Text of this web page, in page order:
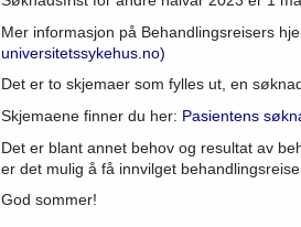
Mer informasjon på Behandlingsreisers
universitetssykehus.no)
Det er to skjemaer som fylles ut, en
Skjemaene finner du her: Pasientens
Det er blant annet behov og resultat av
er det mulig å få innvilget
God sommer!